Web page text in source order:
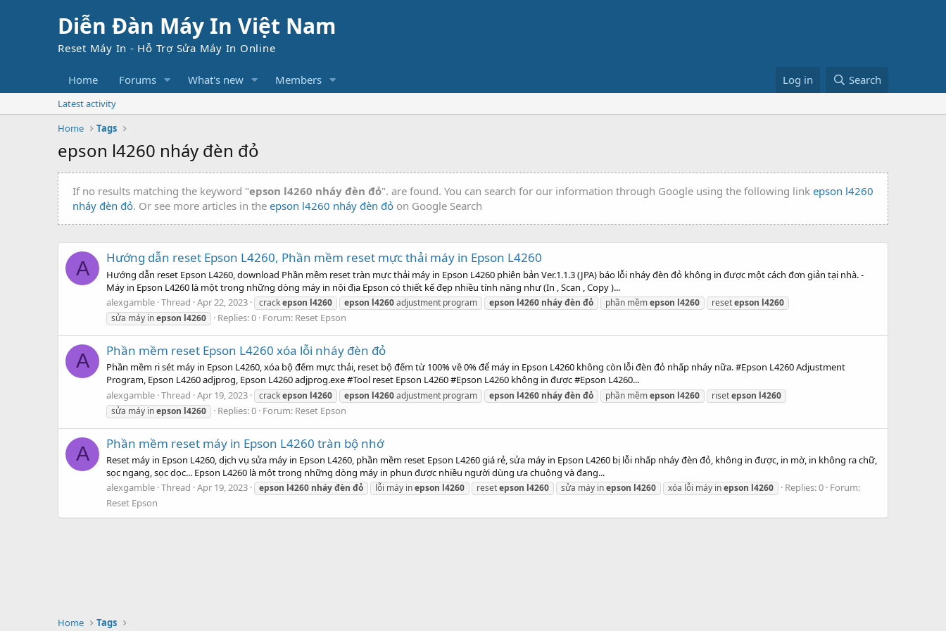
Diễn Đàn Máy In Việt Nam
Reset Máy In - Hỗ Trợ Sửa Máy In Online
Home Forums What's new Members Log in Search
Latest activity
Home
Tags
epson l4260 nháy đèn đỏ
If no results matching the keyword "epson l4260 nháy đèn đỏ". are found. You can search for our information through Google using the following link epson l4260
nháy đèn đỏ. Or see more articles in the epson l4260 nháy đèn đỏ on Google Search
A Hướng dẫn reset Epson L4260, Phần mềm reset mực thải máy in Epson L4260
Hướng dẫn reset Epson L4260, download Phần mềm reset tràn mực thải máy in Epson L4260 phiên bản Ver.1.1.3 (JPA) báo lỗi nháy đèn đỏ không in được một cách đơn giản tại nhà. -
Máy in Epson L4260 là một trong những dòng máy in nội địa Epson có thiết kế đẹp nhiều tính năng như (In , Scan , Copy )...
alexgamble Thread Apr 22, 2023 crackepson l4260 epson l4260adjustment program epson l4260 nháyđèn đỏ phần mềmepson l4260 resetepson l4260
sửa máy inepson l4260 Replies: 0 Forum: Reset Epson
A Phần mềm reset Epson L4260 xóa lỗi nháy đèn đỏ
Phần mềm ri sét máy in Epson L4260, xóa bộ đếm mực thải, reset bộ đếm từ 100% về 0% để máy in Epson L4260 không còn lỗi đèn đỏ nhấp nháy nữa. #Epson L4260 Adjustment
Program, Epson L4260 adjprog, Epson L4260 adjprog.exe #Tool reset Epson L4260 #Epson L4260 không in được #Epson L4260...
alexgamble Thread Apr 19, 2023 crackepson l4260 epson l4260adjustment program epson l4260 nháyđèn đỏ phần mềmepson l4260 risetepson l4260
sửa máy inepson l4260 Replies: 0 Forum: Reset Epson
A Phần mềm reset máy in Epson L4260 tràn bộ nhớ
Reset máy in Epson L4260, dịch vụ sửa máy in Epson L4260, phần mềm reset Epson L4260 giá rẻ, sửa máy in Epson L4260 bị lỗi nhấp nháy đèn đỏ, không in được, in mờ, in không ra chữ,
sọc ngang, sọc dọc... Epson L4260 là một trong những dòng máy in phun được nhiều người dùng ưa chuộng và đang...
alexgamble Thread Apr 19, 2023 epson l4260 nháyđèn đỏ lỗi máy inepson l4260 resetepson l4260 sửa máy inepson l4260 xóa lỗi máy inepson l4260 Replies: 0 Forum:
Reset Epson
Home Tags